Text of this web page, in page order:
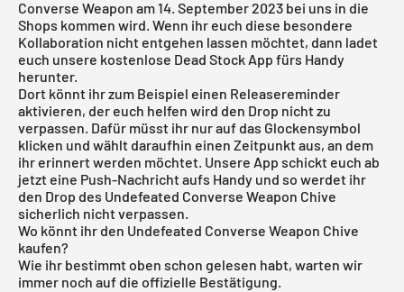
Converse Weapon am 14. September 2023 bei uns in die
Shops kommen wird. Wenn ihr euch diese besondere
Kollaboration nicht entgehen lassen möchtet, dann ladet
euch unsere kostenlose Dead Stock App fürs Handy
herunter.
Dort könnt ihr zum Beispiel einen Releasereminder
aktivieren, der euch helfen wird den Drop nicht zu
verpassen. Dafür müsst ihr nur auf das Glockensymbol
klicken und wählt daraufhin einen Zeitpunkt aus, an dem
ihr erinnert werden möchtet. Unsere App schickt euch ab
jetzt eine Push-Nachricht aufs Handy und so werdet ihr
den Drop des Undefeated Converse Weapon Chive
sicherlich nicht verpassen.
Wo könnt ihr den Undefeated Converse Weapon Chive
kaufen?
Wie ihr bestimmt oben schon gelesen habt, warten wir
immer noch auf die offizielle Bestätigung.